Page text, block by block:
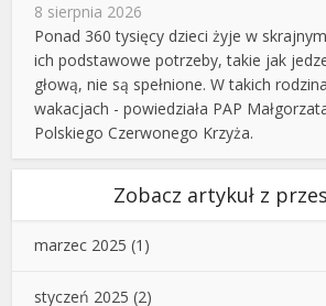
8 sierpnia 2026
Ponad 360 tysięcy dzieci żyje w
ich podstawowe potrzeby, takie jak
głową, nie są spełnione. W takich
wakacjach - powiedziała PAP
Polskiego Czerwonego Krzyża.
Zobacz artykuł z
marzec 2025 (1)
styczeń 2025 (2)